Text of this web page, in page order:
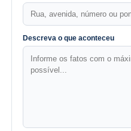
Descreva o que aconteceu